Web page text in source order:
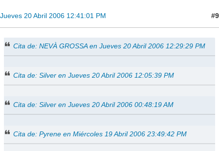
Jueves 20 Abril 2006 12:41:01 PM #9
Cita de: NEVÀ GROSSA en Jueves 20 Abril 2006 12:29:29 PM
Cita de: Silver en Jueves 20 Abril 2006 12:05:39 PM
Cita de: Silver en Jueves 20 Abril 2006 00:48:19 AM
Cita de: Pyrene en Miércoles 19 Abril 2006 23:49:42 PM